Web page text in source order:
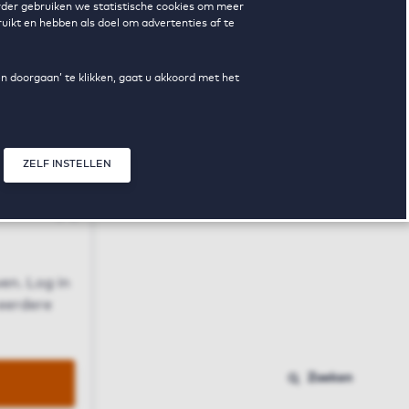
gebruiken we statistische cookies om meer
en hebben als doel om advertenties af te
doorgaan’ te klikken, gaat u akkoord met het
ZELF INSTELLEN
Log in
Zoeken